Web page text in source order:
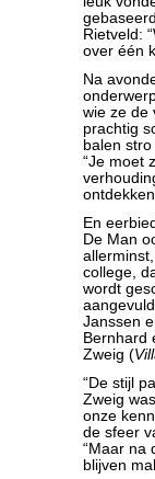
Rietveld:
over één
Na
wie ze de
prachtig
balen
“Je moet
En
De Man
college,
wordt
Janssen
Bernhard
Zweig (
“De stijl
Zweig
onze
de sfeer
“Maar na
blijven